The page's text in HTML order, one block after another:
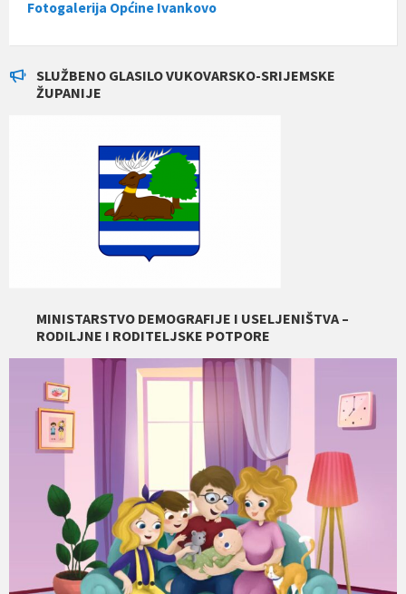
Fotogalerija Općine Ivankovo
SLUŽBENO GLASILO VUKOVARSKO-SRIJEMSKE
ŽUPANIJE
MINISTARSTVO DEMOGRAFIJE I USELJENIŠTVA –
RODILJNE I RODITELJSKE POTPORE